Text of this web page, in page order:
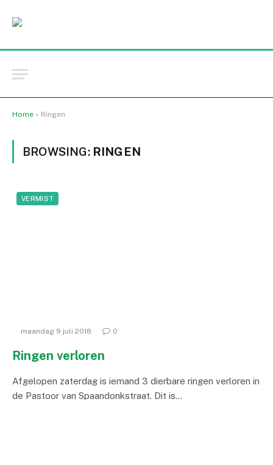
Home » Ringen
BROWSING: RINGEN
VERMIST
maandag 9 juli 2018 0
Ringen verloren
Afgelopen zaterdag is iemand 3 dierbare ringen verloren in
de Pastoor van Spaandonkstraat. Dit is…